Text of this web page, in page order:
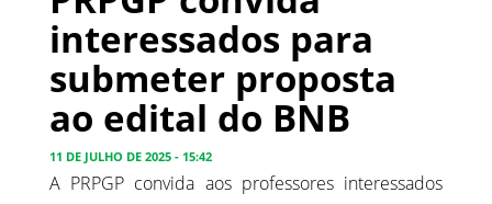
interessados para
submeter proposta
ao edital do BNB
11 DE JULHO DE 2025 - 15:42
A PRPGP convida aos professores interessados